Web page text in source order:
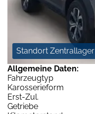
Standort Zentrallager
Allgemeine Daten:
Fahrzeugtyp
Karosserieform
Erst-Zul.
Getriebe